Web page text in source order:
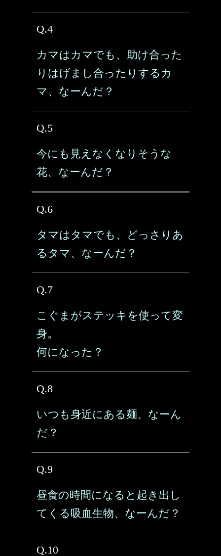
Q.4
カマはカマでも、助け合った
りはげまし合ったりするカ
マ、なーんだ？
Q.5
今にも見えなくなりそうな
花、なーんだ？
Q.6
タマはタマでも、どっさりあ
るタマ、なーんだ？
Q.7
こぐまがステッキを使って変
身。
何になった？
Q.8
いつも身近にある麺、なーん
だ？
Q.9
昼食の時間になると起き出し
てくる吸血生物、なーんだ？
Q.10